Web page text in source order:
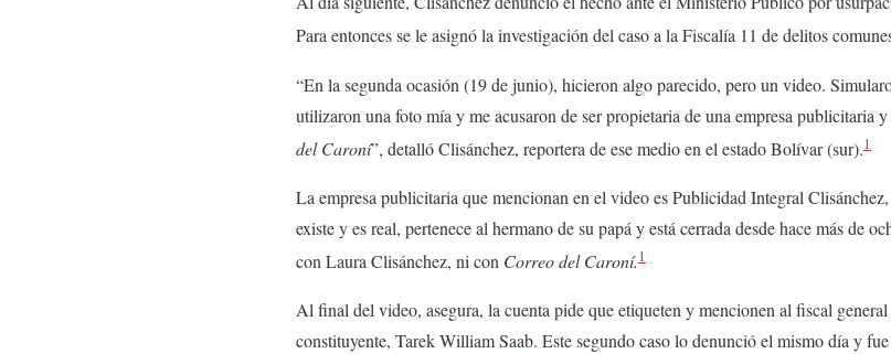
Para entonces se le asignó la investigación del caso a la Fiscalía 11 de delitos
“En la segunda ocasión (19 de junio), hicieron algo parecido, pero un video.
utilizaron una foto mía y me acusaron de ser propietaria de una empresa publicitaria
del Caroní”, detalló Clisánchez, reportera de ese medio en el estado Bolívar (sur).1
La empresa publicitaria que mencionan en el video es Publicidad Integral
existe y es real, pertenece al hermano de su papá y está cerrada desde hace más de
con Laura Clisánchez, ni con Correo del Caroní.1
Al final del video, asegura, la cuenta pide que etiqueten y mencionen al fiscal
constituyente, Tarek William Saab. Este segundo caso lo denunció el mismo día y